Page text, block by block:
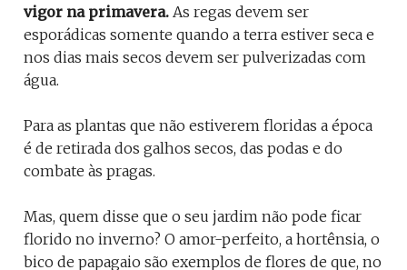
vigor na primavera. As regas devem ser
esporádicas somente quando a terra estiver seca e
nos dias mais secos devem ser pulverizadas com
água.
Para as plantas que não estiverem floridas a época
é de retirada dos galhos secos, das podas e do
combate às pragas.
Mas, quem disse que o seu jardim não pode ficar
florido no inverno? O amor-perfeito, a hortênsia, o
bico de papagaio são exemplos de flores de que, no